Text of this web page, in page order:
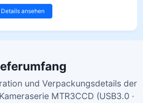
Details ansehen
und Verpackungsdetails der
MTR3CCD (USB3.0 ·